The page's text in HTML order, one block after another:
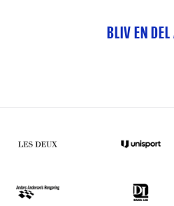
BLIV EN